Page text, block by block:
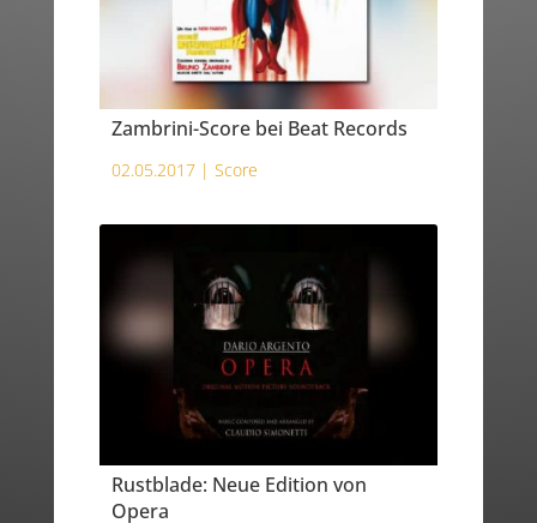
Zambrini-Score bei Beat Records
02.05.2017 | Score
Rustblade: Neue Edition von
Opera